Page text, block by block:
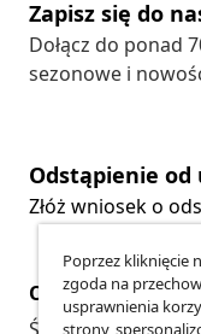
Zapisz się do
Dołącz do ponad
sezonowe i
Odstąpienie od
Złóż wniosek o
Obsługa Klienta
Poprzez kliknięcie
zgoda na
usprawnienia
strony,